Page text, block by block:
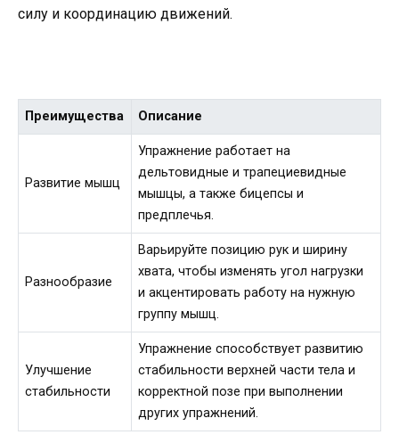
силу и координацию движений.
Преимущества Описание
Развитие мышц
Упражнение работает на
дельтовидные и трапециевидные
мышцы, а также бицепсы и
предплечья.
Разнообразие
Варьируйте позицию рук и ширину
хвата, чтобы изменять угол нагрузки
и акцентировать работу на нужную
группу мышц.
Улучшение
стабильности
Упражнение способствует развитию
стабильности верхней части тела и
корректной позе при выполнении
других упражнений.